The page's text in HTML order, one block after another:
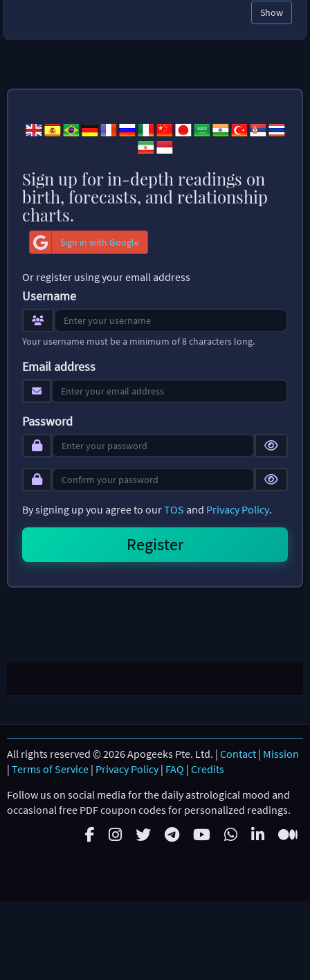
Show
Sign up for in-depth readings on
birth, forecasts, and relationship
charts.
Sign in with Google
Or register using your email address
Username
Your username must be a minimum of 8 characters long.
Email address
Password
By signing up you agree to ourTOS and Privacy Policy.
All rights reserved © 2026 Apogeeks Pte. Ltd. | Contact | Mission
| Terms of Service | Privacy Policy| FAQ | Credits
Follow us on social media for the daily astrological mood and
occasional free PDF coupon codes for personalized readings.